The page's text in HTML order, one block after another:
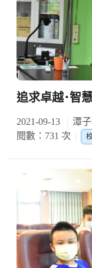
追求卓越･智
2021-09-13 潭
閱數：731 次